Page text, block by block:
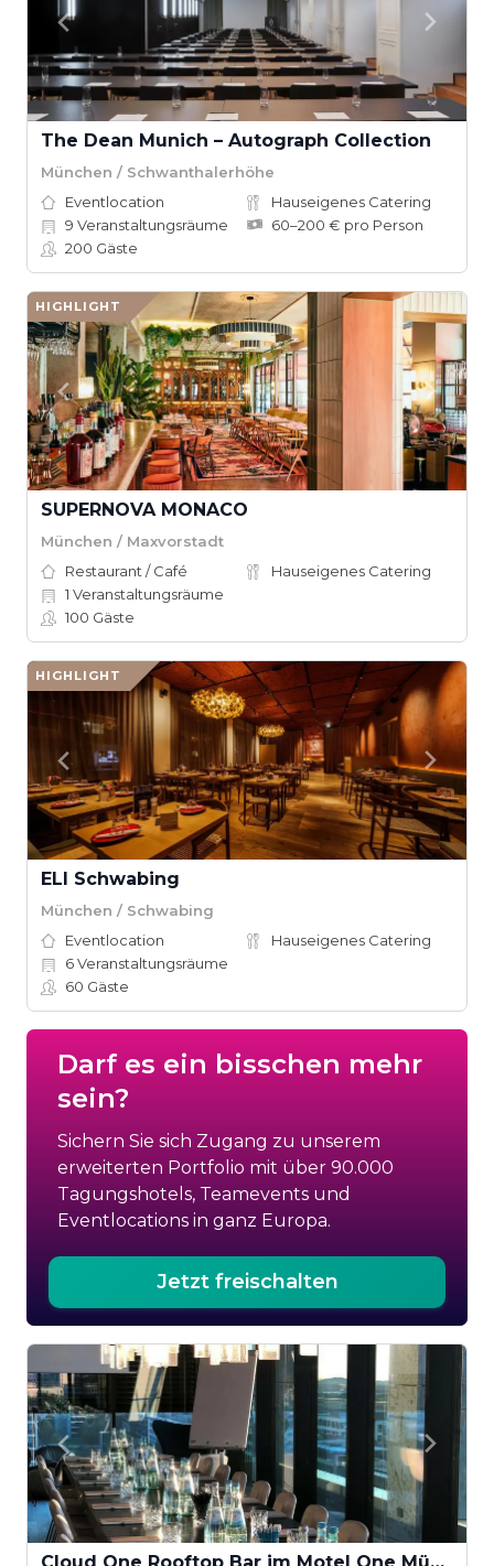
The Dean Munich – Autograph Collection
München / Schwanthalerhöhe
Eventlocation
Hauseigenes Catering
9 Veranstaltungsräume
60–200 € pro Person
200 Gäste
HIGHLIGHT
SUPERNOVA MONACO
München / Maxvorstadt
Restaurant / Café
Hauseigenes Catering
1 Veranstaltungsräume
100 Gäste
HIGHLIGHT
ELI Schwabing
München / Schwabing
Eventlocation
Hauseigenes Catering
6Veranstaltungsräume
60 Gäste
Darf es ein bisschen mehr
sein?
Sichern Sie sich Zugang zu unserem
erweiterten Portfolio mit über 90.000
Tagungshotels, Teamevents und
Eventlocations in ganz Europa.
Jetzt freischalten